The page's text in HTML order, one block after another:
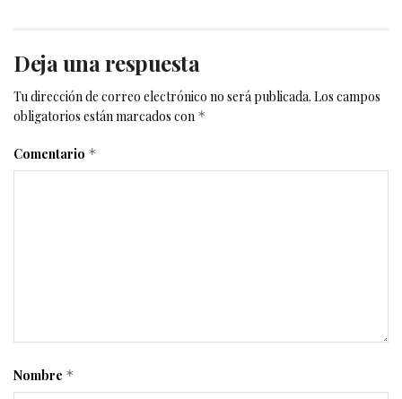
Deja una respuesta
Tu dirección de correo electrónico no será publicada. Los campos
obligatorios están marcados con *
Comentario *
Nombre *